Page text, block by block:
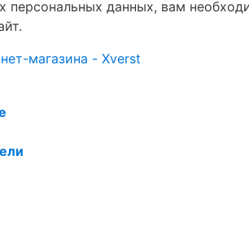
персональных данных, вам
магазина - Xverst